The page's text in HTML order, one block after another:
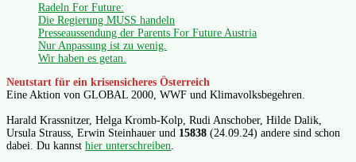
Radeln For Future:
Die Regierung MUSS handeln
Presseaussendung der Parents For Future Austria
Nur Anpassung ist zu wenig.
Wir haben es getan.
Neutstart für ein krisensicheres Österreich
Eine Aktion von GLOBAL 2000, WWF und Klimavolksbegehren.
Harald Krassnitzer, Helga Kromb-Kolp, Rudi Anschober, Hilde Dalik,
Ursula Strauss, Erwin Steinhauer und 15838 (24.09.24) andere sind schon
dabei. Du kannst hier unterschreiben